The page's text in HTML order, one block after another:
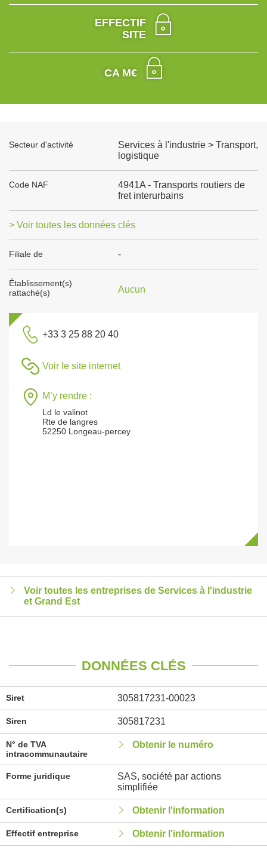
EFFECTIF
SITE
CA M€
Secteur d'activité
Services à l'industrie > Transport,
logistique
Code NAF
4941A - Transports routiers de
fret interurbains
> Voir toutes les données clés
Filiale de -
Établissement(s)
rattaché(s)
Aucun
+33 3 25 88 20 40
Voir le site internet
M’y rendre :
Ld le valinot
Rte de langres
52250 Longeau-percey
Voir toutes les entreprises de Services à l'industrie
et Grand Est
DONNÉES CLÉS
Siret 305817231-00023
Siren 305817231
N° de TVA
intracommunautaire
Obtenir le numéro
Forme juridique
SAS, société par actions
simplifiée
Certification(s) Obtenir l'information
Effectif entreprise Obtenir l'information